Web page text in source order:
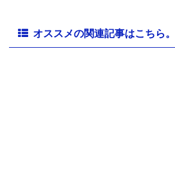
オススメの関連記事はこちら。